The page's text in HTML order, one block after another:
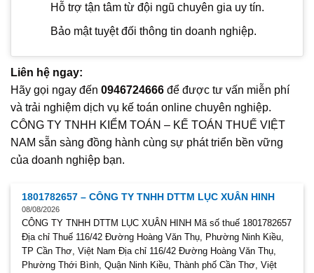
Hỗ trợ tận tâm từ đội ngũ chuyên gia uy tín.
Bảo mật tuyệt đối thông tin doanh nghiệp.
Liên hệ ngay:
Hãy gọi ngay đến 0946724666 để được tư vấn miễn phí
và trải nghiệm dịch vụ kế toán online chuyên nghiệp.
CÔNG TY TNHH KIỂM TOÁN – KẾ TOÁN THUẾ VIỆT
NAM sẵn sàng đồng hành cùng sự phát triển bền vững
của doanh nghiệp bạn.
1801782657 – CÔNG TY TNHH DTTM LỤC XUÂN HINH
08/08/2026
CÔNG TY TNHH DTTM LỤC XUÂN HINH Mã số thuế 1801782657
Địa chỉ Thuế 116/42 Đường Hoàng Văn Thụ, Phường Ninh Kiều,
TP Cần Thơ, Việt Nam Địa chỉ 116/42 Đường Hoàng Văn Thụ,
Phường Thới Bình, Quận Ninh Kiều, Thành phố Cần Thơ, Việt